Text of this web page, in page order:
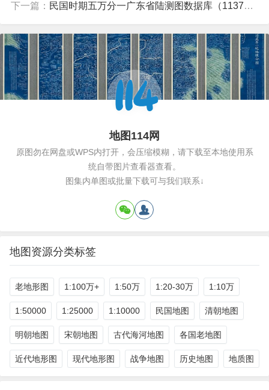
下一篇： 民国时期五万分一广东省陆测图数据库（1137幅）
地图114网
原图勿在网盘或WPS内打开，会压缩模糊，请下载至本地使用系
统自带图片查看器查看。
图集内单图或批量下载可与我们联系↓
地图资源分类标签
老地形图 1:100万+ 1:50万 1:20-30万 1:10万
1:50000 1:25000 1:10000 民国地图 清朝地图
明朝地图 宋朝地图 古代海河地图 各国老地图
近代地形图 现代地形图 战争地图 历史地图 地质图